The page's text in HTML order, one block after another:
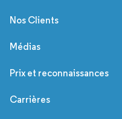
Nos Clients
Médias
Prix et reconnaissances
Carrières